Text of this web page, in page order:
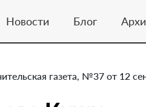
Новости Блог
газета, №37 от 12